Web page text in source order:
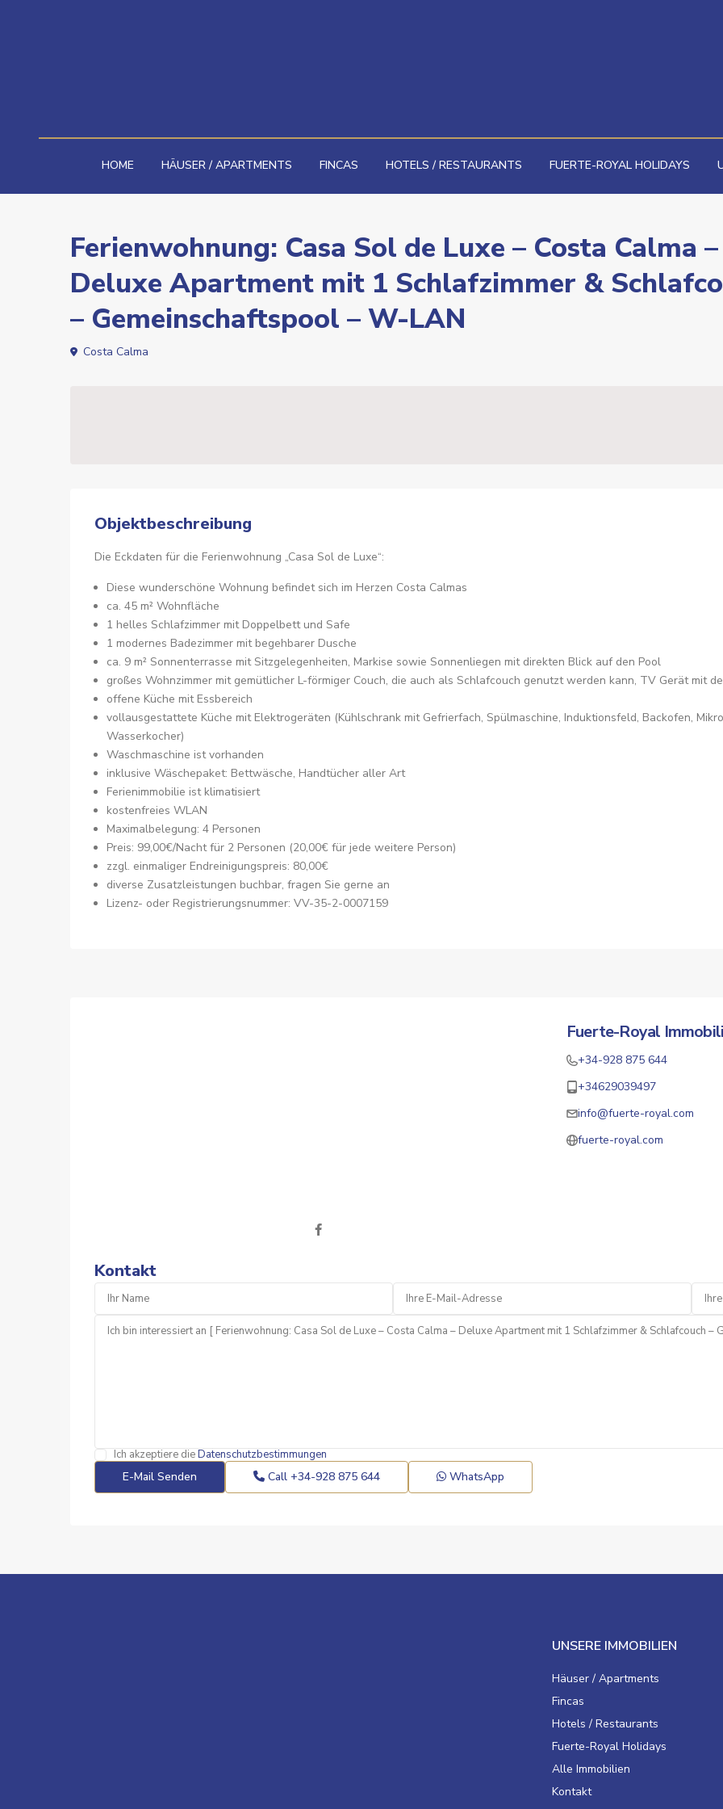
HOME HÄUSER / APARTMENTS FINCAS HOTELS / RESTAURANTS FUERTE-ROYAL HOLIDAYS
Ferienwohnung: Casa Sol de Luxe – Costa Calma –
Deluxe Apartment mit 1 Schlafzimmer &
– Gemeinschaftspool – W-LAN
Costa Calma
Objektbeschreibung
Die Eckdaten für die Ferienwohnung „Casa Sol de Luxe“:
Diese wunderschöne Wohnung befindet sich im Herzen Costa Calmas
ca. 45 m² Wohnfläche
1 helles Schlafzimmer mit Doppelbett und Safe
1 modernes Badezimmer mit begehbarer Dusche
ca. 9 m² Sonnenterrasse mit Sitzgelegenheiten, Markise sowie Sonnenliegen mit direkten Blick auf den Pool
großes Wohnzimmer mit gemütlicher L-förmiger Couch, die auch als Schlafcouch genutzt werden kann, TV Gerät mit
offene Küche mit Essbereich
vollausgestattete Küche mit Elektrogeräten (Kühlschrank mit Gefrierfach, Spülmaschine, Induktionsfeld, Backofen,
Wasserkocher)
Waschmaschine ist vorhanden
inklusive Wäschepaket: Bettwäsche, Handtücher aller Art
Ferienimmobilie ist klimatisiert
kostenfreies WLAN
Maximalbelegung: 4 Personen
Preis: 99,00€/Nacht für 2 Personen (20,00€ für jede weitere Person)
zzgl. einmaliger Endreinigungspreis: 80,00€
diverse Zusatzleistungen buchbar, fragen Sie gerne an
Lizenz- oder Registrierungsnummer: VV-35-2-0007159
Fuerte-Royal
+34-928 875 644
+34629039497
info@fuerte-royal.com
fuerte-royal.com
Kontakt
Ich akzeptiere dieDatenschutzbestimmungen
Call +34-928 875 644 WhatsApp
UNSERE IMMOBILIEN
Häuser / Apartments
Fincas
Hotels / Restaurants
Fuerte-Royal Holidays
Alle Immobilien
Kontakt